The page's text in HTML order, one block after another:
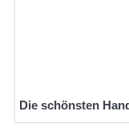
Die schönsten